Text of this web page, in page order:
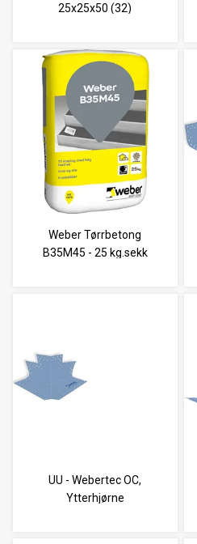
25x25x50 (32)
Weber Tørrbetong
B35M45 - 25 kg.sekk
UU - Webertec OC,
Ytterhjørne